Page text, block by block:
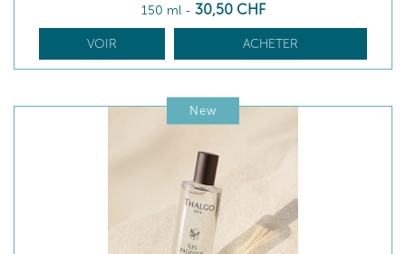
150 ml - 30,50 CHF
VOIR ACHETER
New